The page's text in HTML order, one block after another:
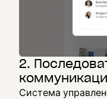
2.
Система